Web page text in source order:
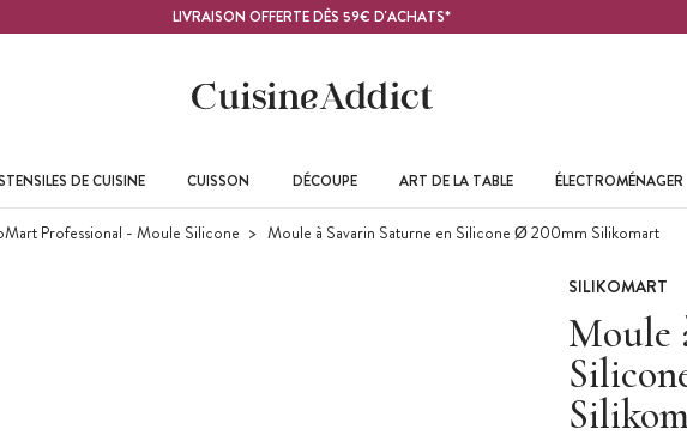
LIVRAISON OFFERTE DÈS 59€ D'ACHATS*
DE CUISINE CUISSON DÉCOUPE ART DE LA TABLE ÉLECTROMÉNAGER
Professional - Moule Silicone Moule à Savarin Saturne en Silicone Ø 200mm Silikomart
SILIKOMART
Moule